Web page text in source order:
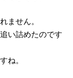
ません。
い詰めたのです
ね。